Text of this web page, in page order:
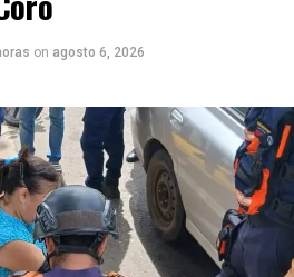
on agosto 6, 2026